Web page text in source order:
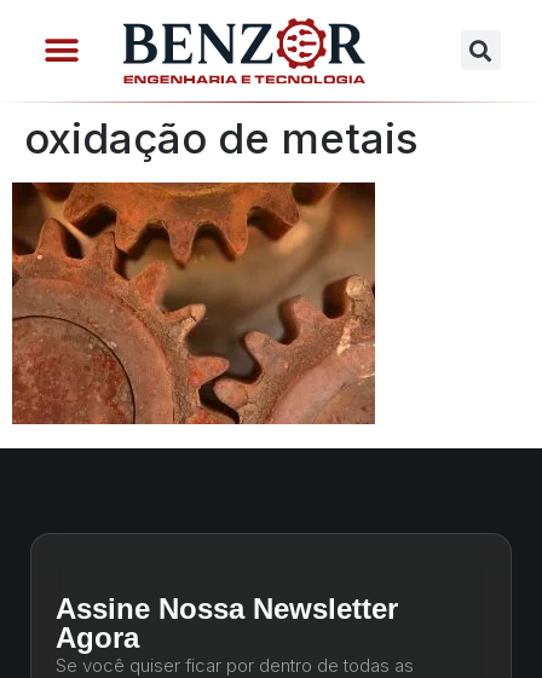
oxidação de metais
Assine Nossa Newsletter
Agora
Se você quiser ficar por dentro de todas as